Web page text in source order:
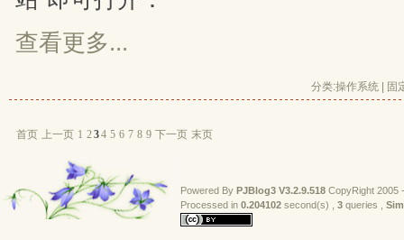
查看更多...
分类:操作系统 固
首页 上一页 1 234 5 6 7 8 9 下一页 末页
Powered By PJBlog3 V3.2.9.518 CopyRight 2005
Processed in 0.204102 second(s) , 3 queries ,